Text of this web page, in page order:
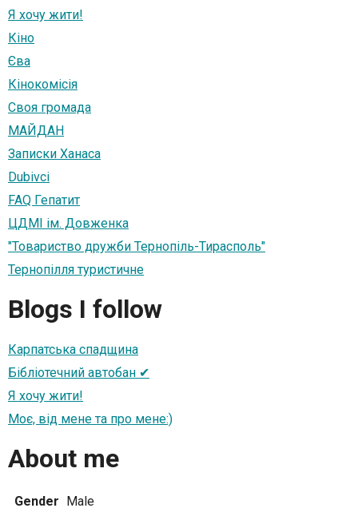
Я хочу жити!
Кіно
Єва
Кінокомісія
Своя громада
МАЙДАН
Записки Ханаса
Dubivci
FAQ Гепатит
ЦДМІ ім. Довженка
"Товариство дружби Тернопіль-Тирасполь"
Тернопілля туристичне
Blogs I follow
Карпатська спадщина
Бібліотечний автобан ✔
Я хочу жити!
Моє, від мене та про мене:)
About me
Gender Male